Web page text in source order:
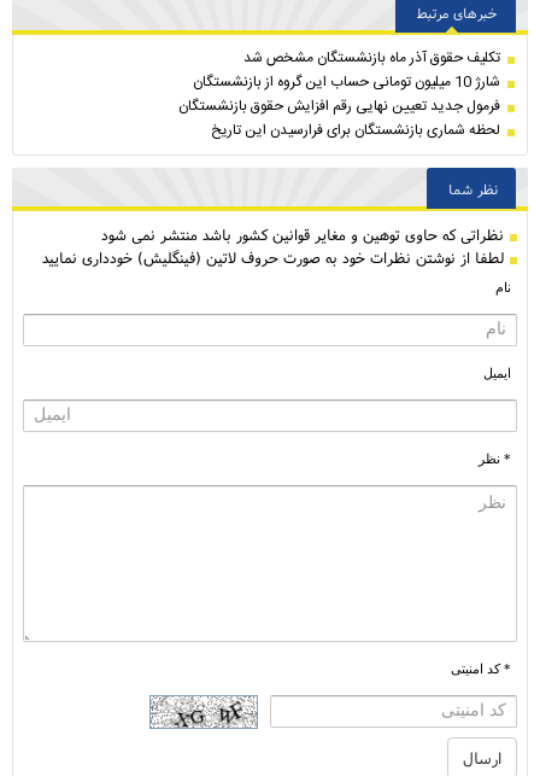
خبرهای مرتبط
تکلیف حقوق آذر ماه بازنشستگان مشخص شد
شارژ 10 میلیون تومانی حساب این گروه از بازنشستگان
فرمول جدید تعیین نهایی رقم افزایش حقوق بازنشستگان
لحظه شماری بازنشستگان برای فرارسیدن این تاریخ
نظر شما
نظراتی كه حاوی توهین و مغایر قوانین کشور باشد منتشر نمی شود
لطفا از نوشتن نظرات خود به صورت حروف لاتین (فینگلیش) خودداری نمایید
نام
ایمیل
* نظر
* کد امنیتی